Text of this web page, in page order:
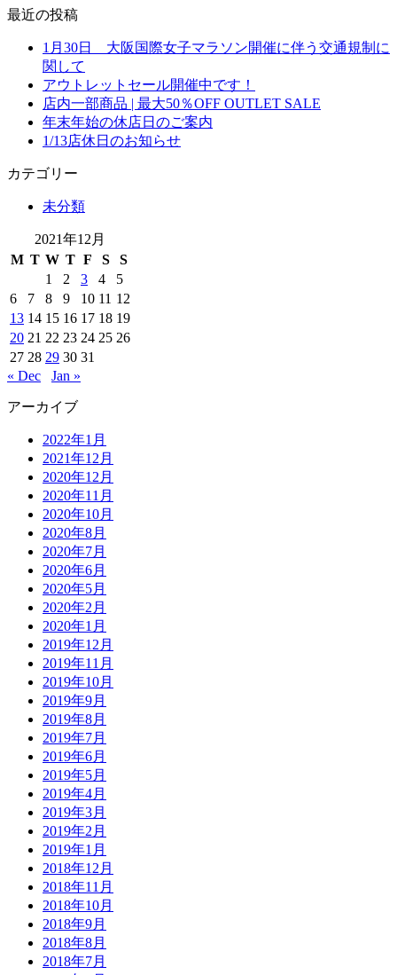
最近の投稿
1月30日 大阪国際女子マラソン開催に伴う交通規制に
関して
アウトレットセール開催中です！
店内一部商品 | 最大50％OFF OUTLET SALE
年末年始の休店日のご案内
1/13店休日のお知らせ
カテゴリー
未分類
2021年12月
M T W T F S
S
1
2 3 4
5
6
7 8 9 10 11 12
13 14 15 16 17 18 19
20 21 22 23 24 25 26
27 28 29 30 31
« Dec
Jan »
アーカイブ
2022年1月
2021年12月
2020年12月
2020年11月
2020年10月
2020年8月
2020年7月
2020年6月
2020年5月
2020年2月
2020年1月
2019年12月
2019年11月
2019年10月
2019年9月
2019年8月
2019年7月
2019年6月
2019年5月
2019年4月
2019年3月
2019年2月
2019年1月
2018年12月
2018年11月
2018年10月
2018年9月
2018年8月
2018年7月